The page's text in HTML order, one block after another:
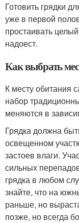
Готовить грядки
уже в первой
простаивать
надоест.
Как выбрать
К месту обитания
набор
меняются в
Грядка должна
освещенном
застоев влаги.
сильных
грядка в любом
знайте, что на
раньше, но
позже, но всегда